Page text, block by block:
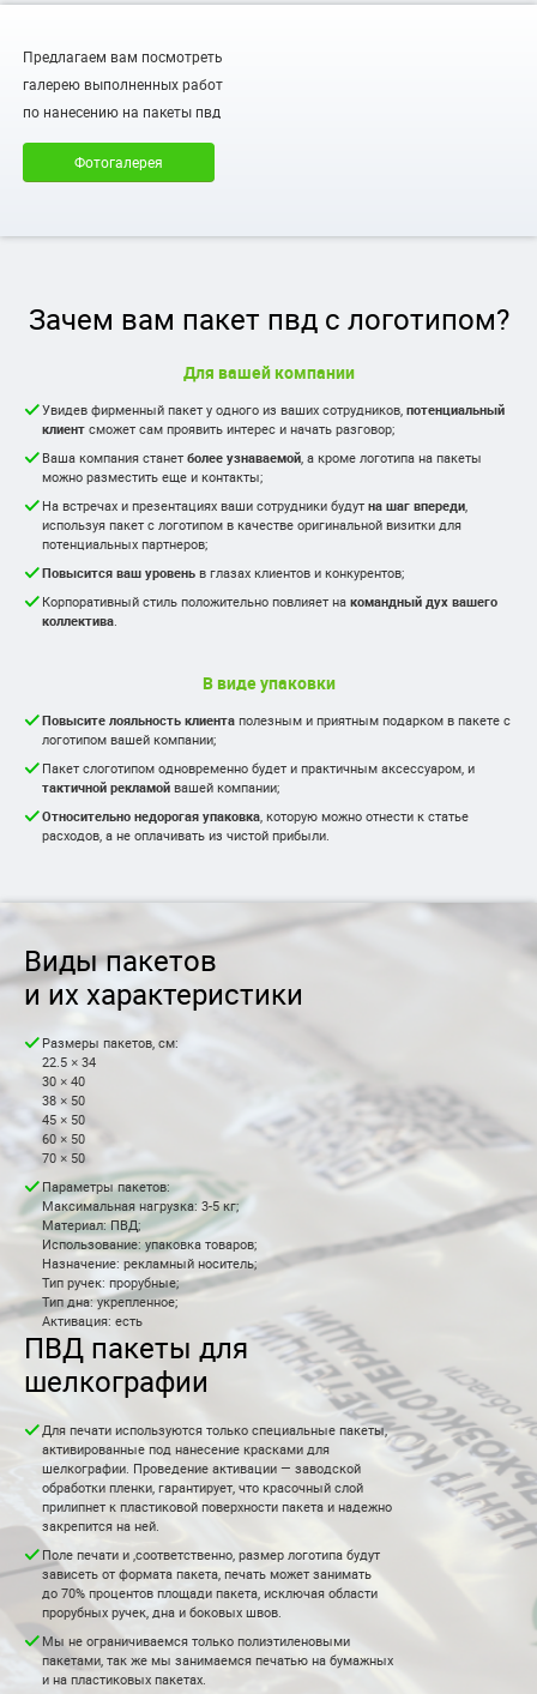
Предлагаем вам посмотреть
галерею выполненных работ
по нанесению на пакеты пвд
Фотогалерея
Зачем вам пакет пвд с логотипом?
Для вашей компании
Увидев фирменный пакет у одного из ваших сотрудников, потенциальный
клиент сможет сам проявить интерес и начать разговор;
Ваша компания станет более узнаваемой, а кроме логотипа на пакеты
можно разместить еще и контакты;
На встречах и презентациях ваши сотрудники будут на шаг впереди,
используя пакет с логотипом в качестве оригинальной визитки для
потенциальных партнеров;
Повысится ваш уровень в глазах клиентов и конкурентов;
Корпоративный стиль положительно повлияет на командный дух вашего
коллектива.
В виде упаковки
Повысите лояльность клиента полезным и приятным подарком в пакете с
логотипом вашей компании;
Пакет слоготипом одновременно будет и практичным аксессуаром, и
тактичной рекламой вашей компании;
Относительно недорогая упаковка, которую можно отнести к статье
расходов, а не оплачивать из чистой прибыли.
Виды пакетов
и их характеристики
Размеры пакетов, см:
22.5 × 34
30 × 40
38 × 50
45 × 50
60 × 50
70 × 50
Параметры пакетов:
Максимальная нагрузка: 3-5 кг;
Материал: ПВД;
Использование: упаковка товаров;
Назначение: рекламный носитель;
Тип ручек: прорубные;
Тип дна: укрепленное;
Активация: есть
ПВД пакеты для
шелкографии
Для печати используются только специальные пакеты,
активированные под нанесение красками для
шелкографии. Проведение активации — заводской
обработки пленки, гарантирует, что красочный слой
прилипнет к пластиковой поверхности пакета и надежно
закрепится на ней.
Поле печати и ,соответственно, размер логотипа будут
зависеть от формата пакета, печать может занимать
до 70% процентов площади пакета, исключая области
прорубных ручек, дна и боковых швов.
Мы не ограничиваемся только полиэтиленовыми
пакетами, так же мы занимаемся печатью на бумажных
и на пластиковых пакетах.